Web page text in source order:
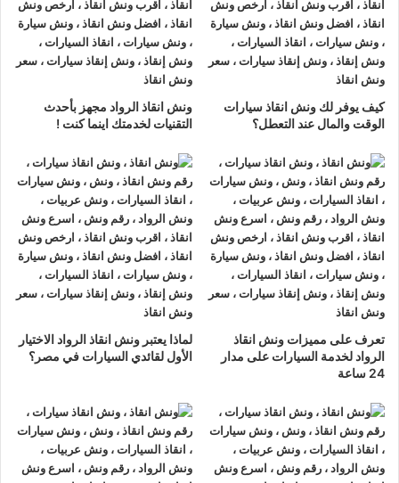
01063144040
–
01093018585
–
01120018852ليصلك
اقرب ونش انقاذفي غضون 15 دقائق بحد اقصي.
تليفون ونش انقاذ سياراتفي الجونة
ونش انقاذ الجونةنحن أرخص ونش أنقاذفي الجونة وأسرع ونش
منك ,ونش انقاذالجونة منونش انقاذ
الرواد نعمل منذ 33 عاما
ومتخصصون في أنقاذ ورفع السيارات وخدمات الإنقاذ السريع ولدينا
اسطول سيارات إنقاذ منتشرة في الجونة و جميع انحاء الجمهورية
لإنقاذ و رفع السيارات المعطلة و سيارات الحوادث.
تتميز خدمةإنقاذ السياراتمن شركة الرواد
لإنقاذ و رفع السيارات بالأتي :
نتعهد بوصولونش الانقاذ بسرعة إلىموقعكفي الجونة خلال
10 دقائق بحد اقصي.
يمكنك الاتصال بنا أو ارسال موقعك علي
بريد إلكتروني
إلى أحد ممثلينا الموجودين لارسال
أقرب ونش
انقاذ اليك في أي وقت.
ونش انقاذ سياراتالرواد مؤمن بالكامل حتي لا يسب اي تلف
كيف يوفر لك ونش انقاذ سيارات
الوقت والمال عند التعطل؟
ونش انقاذ الرواد مجهز بأحدث
التقنيات لخدمتك اينما كنت !
تعرف على مميزات ونش انقاذ
الرواد لخدمة السيارات على مدار
24 ساعة
لماذا يعتبر ونش انقاذ الرواد الاختيار
الأول لقائدي السيارات في مصر؟